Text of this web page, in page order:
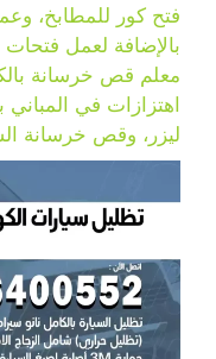
فتح كور للمطابخ،
بالإضافة لعمل
معلم قص خرسانة
اهتزازات في
ليزر، وقص خرسانة